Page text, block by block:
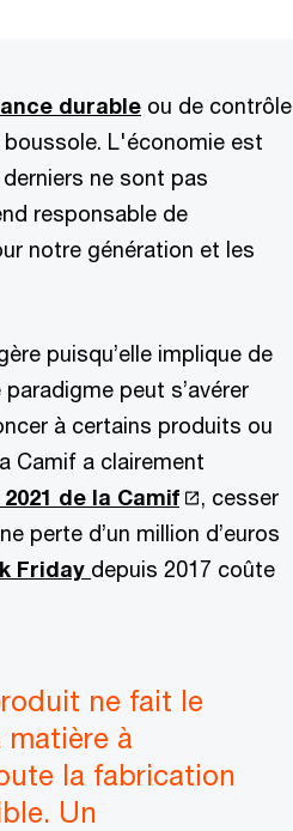
durable ou de contrôle
L'économie est
ne sont pas
responsable de
notre génération et les
puisqu’elle implique de
peut s’avérer
à certains produits ou
Camif a clairement
de la Camif
, cesser
perte d’un million d’euros
Friday depuis 2017 coûte
ne fait le
à
la fabrication
Un